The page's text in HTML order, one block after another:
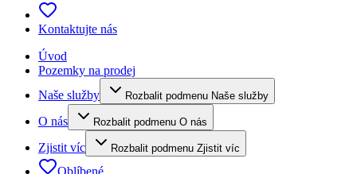
Kontaktujte nás
Úvod
Pozemky na prodej
Naše služby
Rozbalit podmenu Naše služby
O nás Rozbalit podmenu O nás
Zjistit víc Rozbalit podmenu Zjistit víc
Oblíbené